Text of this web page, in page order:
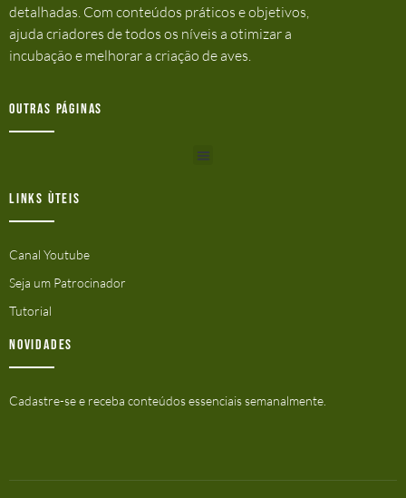
detalhadas. Com conteúdos práticos e objetivos,
ajuda criadores de todos os níveis a otimizar a
incubação e melhorar a criação de aves.
Outras Páginas
Links ùteis
Canal Youtube
Seja um Patrocinador
Tutorial
Novidades
Cadastre-se e receba conteúdos essenciais semanalmente.